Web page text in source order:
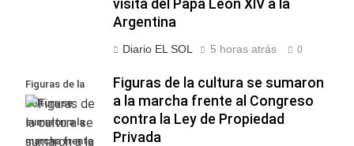
visita del Papa León XIV a la
Argentina
Diario EL SOL 5 horas atrás 0
Figuras de la
cultura se
sumaron a la
marcha frente
Figuras de la cultura se sumaron
a la marcha frente al Congreso
contra la Ley de Propiedad
Privada